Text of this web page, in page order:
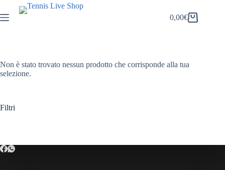
al
contenuto
Carrello
0,00€
Non è stato trovato nessun prodotto che corrisponde alla tua
selezione.
Filtri